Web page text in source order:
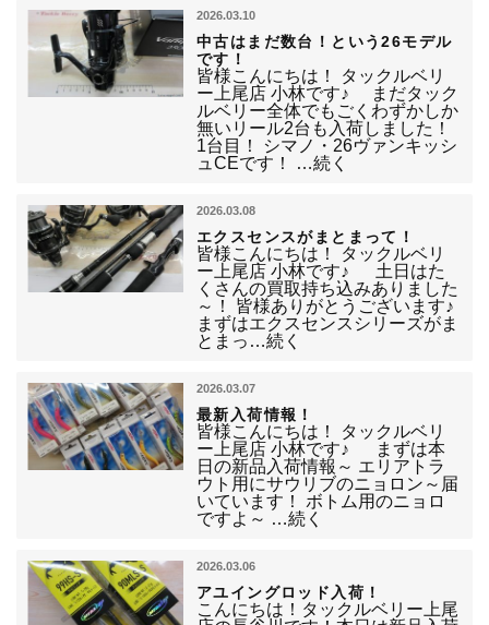
2026.03.10
中古はまだ数台！という26モデル
です！
皆様こんにちは！ タックルベリ
ー上尾店 小林です♪ まだタック
ルベリー全体でもごくわずかしか
無いリール2台も入荷しました！
1台目！ シマノ・26ヴァンキッシ
ュCEです！ …続く
2026.03.08
エクスセンスがまとまって！
皆様こんにちは！ タックルベリ
ー上尾店 小林です♪ 土日はた
くさんの買取持ち込みありました
～！ 皆様ありがとうございます♪
まずはエクスセンスシリーズがま
とまっ…続く
2026.03.07
最新入荷情報！
皆様こんにちは！ タックルベリ
ー上尾店 小林です♪ まずは本
日の新品入荷情報～ エリアトラ
ウト用にサウリブのニョロン～届
いています！ ボトム用のニョロ
ですよ～ …続く
2026.03.06
アユイングロッド入荷！
こんにちは！タックルベリー上尾